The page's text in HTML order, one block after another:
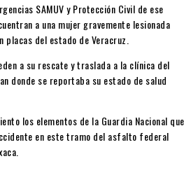
SAMUV y Protección Civil de ese
a una mujer gravemente lesionada
del estado de Veracruz.
a su rescate y traslada a la clínica del
donde se reportaba su estado de salud
los elementos de la Guardia Nacional que
en este tramo del asfalto federal